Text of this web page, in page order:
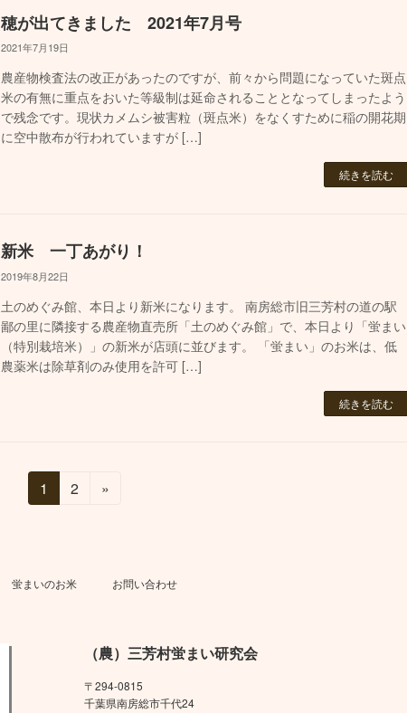
穂が出てきました 2021年7月号
2021年7月19日
農産物検査法の改正があったのですが、前々から問題になっていた斑点
米の有無に重点をおいた等級制は延命されることとなってしまったよう
で残念です。現状カメムシ被害粒（斑点米）をなくすために稲の開花期
に空中散布が行われていますが […]
続きを読む
新米 一丁あがり！
2019年8月22日
土のめぐみ館、本日より新米になります。 南房総市旧三芳村の道の駅
鄙の里に隣接する農産物直売所「土のめぐみ館」で、本日より「蛍まい
（特別栽培米）」の新米が店頭に並びます。 「蛍まい」のお米は、低
農薬米は除草剤のみ使用を許可 […]
続きを読む
固
定
1
固
ジ
2 »
蛍まいのお米 お問い合わせ
（農）三芳村蛍まい研究会
〒294-0815
千葉県南房総市千代24